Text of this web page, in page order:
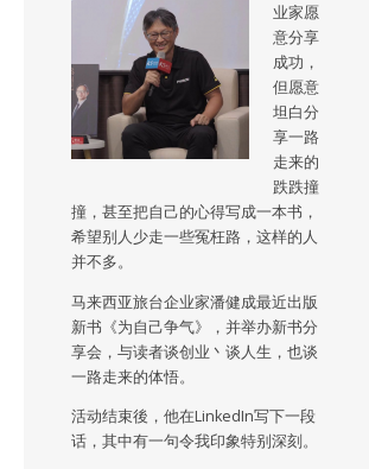
业家愿
意分享
成功，
但愿意
坦白分
享一路
走来的
跌跌撞
撞，甚至把自己的心得写成一本书，
希望别人少走一些冤枉路，这样的人
并不多。
马来西亚旅台企业家潘健成最近出版
新书《为自己争气》，并举办新书分
享会，与读者谈创业丶谈人生，也谈
一路走来的体悟。
活动结束後，他在LinkedIn写下一段
话，其中有一句令我印象特别深刻。